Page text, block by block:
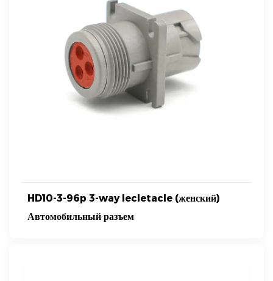
HD10-3-96p 3-way lecletacle (женский)
Автомобильный разъем